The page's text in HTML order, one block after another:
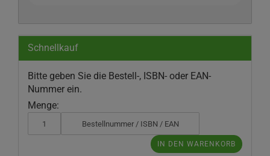
Schnellkauf
BITTE
GEBEN
SIE
DIE
BESTELL-,
Bitte geben Sie die Bestell-, ISBN- oder EAN-
Nummer ein.
Menge:
IN DEN WARENKORB